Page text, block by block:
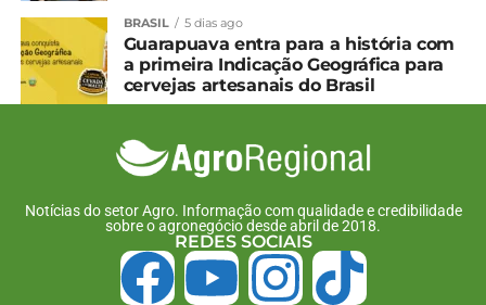
BRASIL 5 dias ago
Guarapuava entra para a história com
a primeira Indicação Geográfica para
cervejas artesanais do Brasil
Notícias do setor Agro. Informação com qualidade e credibilidade
sobre o agronegócio desde abril de 2018.
REDES SOCIAIS